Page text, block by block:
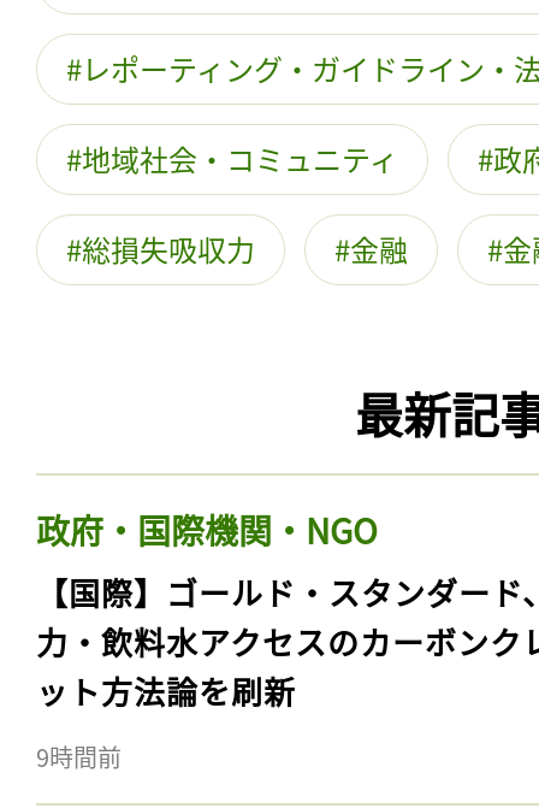
レポーティング・ガイドライン・
地域社会・コミュニティ 政
総損失吸収力 金融
最新記
政府・国際機関・NGO
【国際】ゴールド・スタンダード
力・飲料水アクセスのカーボンク
ット方法論を刷新
9時間前